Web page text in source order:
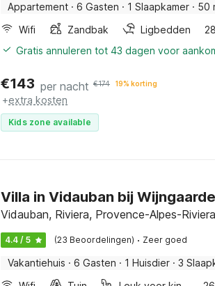
Appartement · 6 Gasten · 1 Slaapkamer · 50
Wifi
Zandbak Ligbedden
Gratis annuleren tot 43 dagen voor
€143 per nacht €174 19% korting
+extra kosten
Kids zone available
Villa in Vidauban bij
Vidauban, Riviera, Provence-Alpes-Riviera
4.4 / 5 (23 Beoordelingen) · Zeer goed
Vakantiehuis · 6 Gasten · 1 Huisdier · 3